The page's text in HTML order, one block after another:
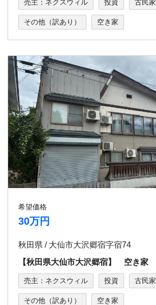
売主：ネクスウィル 投資 古民家
その他（訳あり） 空き家
希望価格
30万円
秋田県 / 大仙市大沢郷宿字宿74
【秋田県大仙市大沢郷宿】 空き家
売主：ネクスウィル 投資 古民家
その他（訳あり） 空き家